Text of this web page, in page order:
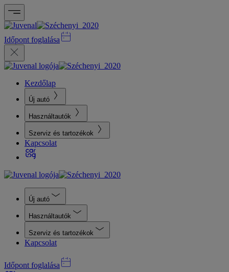
Időpont foglalása
Kezdőlap
Új autó
Használtautók
Szerviz és tartozékok
Kapcsolat
Új autó
Használtautók
Szerviz és tartozékok
Kapcsolat
Időpont foglalása